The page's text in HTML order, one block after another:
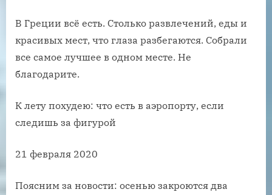
В Греции всё есть. Столько развлечений, еды и
красивых мест, что глаза разбегаются. Собрали
все самое лучшее в одном месте. Не
благодарите.
К лету похудею: что есть в аэропорту, если
следишь за фигурой
21 февраля 2020
Поясним за новости: осенью закроются два